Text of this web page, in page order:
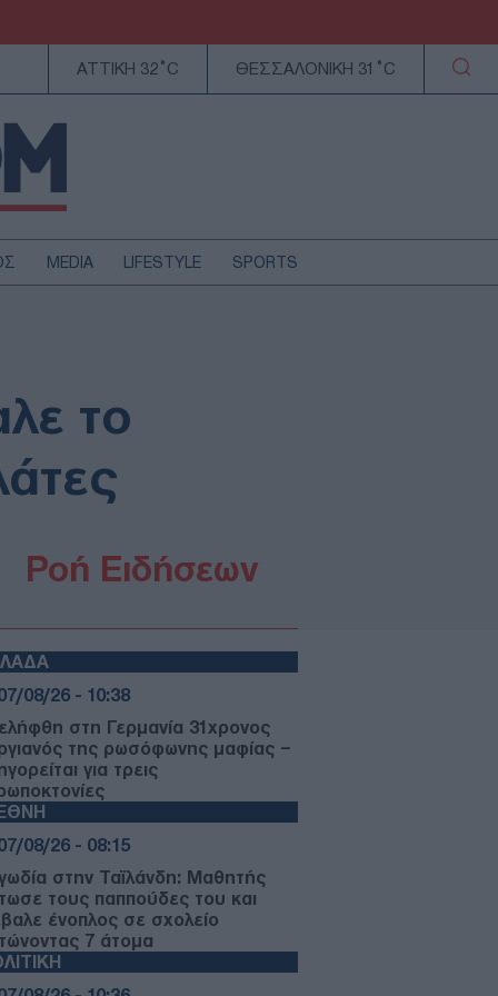
ΑΤΤΙΚΗ 32°C ΘΕΣΣΑΛΟΝΙΚΗ 31°C
MEDIA LIFESTYLE SPORTS
ΤΕΧΝΟΛΟΓΙΑ
το
Ροή Ειδήσεων
08/26 - 10:38
στη Γερμανία 31χρονος
της ρωσόφωνης μαφίας –
για τρεις
08/26 - 08:15
στην Ταϊλάνδη: Μαθητής
τους παππούδες του και
ένοπλος σε σχολείο
7 άτομα